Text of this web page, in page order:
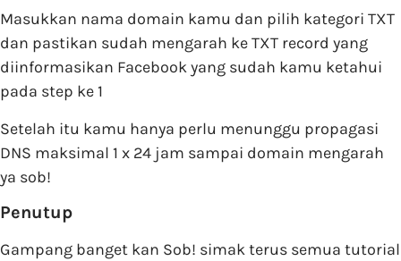
Masukkan nama domain kamu dan pilih kategori TXT
dan pastikan sudah mengarah ke TXT record yang
diinformasikan Facebook yang sudah kamu ketahui
pada step ke 1
Setelah itu kamu hanya perlu menunggu propagasi
DNS maksimal 1 x 24 jam sampai domain mengarah
ya sob!
Penutup
Gampang banget kan Sob! simak terus semua tutorial